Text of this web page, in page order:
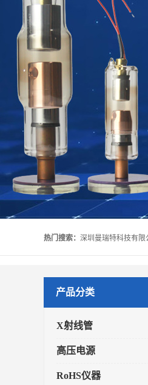
热门搜索：
产品分类
X射线管
高压电源
RoHS仪器